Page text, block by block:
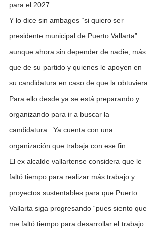
para el 2027.
Y lo dice sin ambages “si quiero ser
presidente municipal de Puerto Vallarta”
aunque ahora sin depender de nadie, más
que de su partido y quienes le apoyen en
su candidatura en caso de que la obtuviera.
Para ello desde ya se está preparando y
organizando para ir a buscar la
candidatura.  Ya cuenta con una
organización que trabaja con ese fin.
El ex alcalde vallartense considera que le
faltó tiempo para realizar más trabajo y
proyectos sustentables para que Puerto
Vallarta siga progresando “pues siento que
me faltó tiempo para desarrollar el trabajo